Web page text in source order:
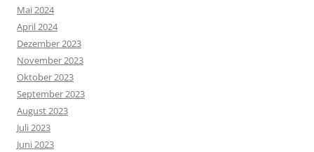
Mai 2024
April 2024
Dezember 2023
November 2023
Oktober 2023
September 2023
August 2023
Juli 2023
Juni 2023